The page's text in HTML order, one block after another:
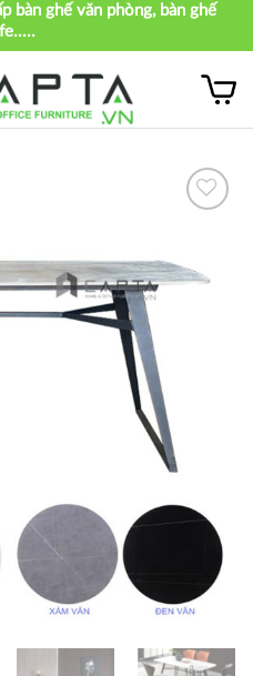
bàn ghế văn phòng, bàn ghế